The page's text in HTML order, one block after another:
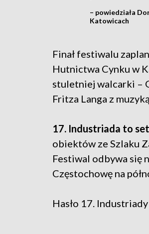
– powiedziała
Katowicach
Finał festiwalu
Hutnictwa Cynku w
stuletniej walcarki –
Fritza Langa z
17. Industriada to
obiektów ze Szlaku
Festiwal odbywa się
Częstochowę na
Hasło 17. Industriady